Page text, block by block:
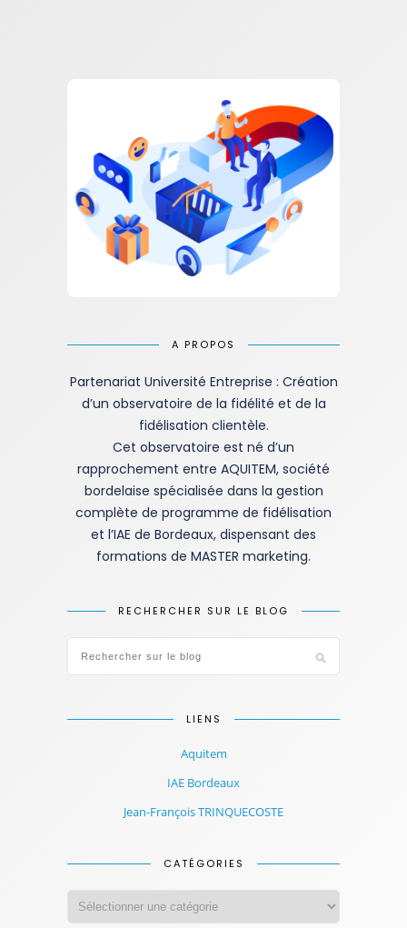
A PROPOS
Partenariat Université Entreprise : Création
d’un observatoire de la fidélité et de la
fidélisation clientèle.
Cet observatoire est né d’un
rapprochement entre AQUITEM, société
bordelaise spécialisée dans la gestion
complète de programme de fidélisation
et l’IAE de Bordeaux, dispensant des
formations de MASTER marketing.
RECHERCHER SUR LE BLOG
LIENS
Aquitem
IAE Bordeaux
Jean-François TRINQUECOSTE
CATÉGORIES